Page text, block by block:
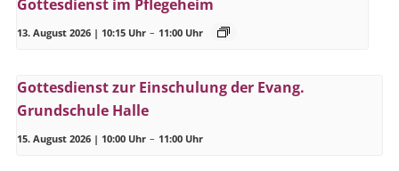
Gottesdienst im Pflegeheim
13. August 2026 | 10:15 Uhr – 11:00 Uhr
Gottesdienst zur Einschulung der Evang.
Grundschule Halle
15. August 2026 | 10:00 Uhr – 11:00 Uhr